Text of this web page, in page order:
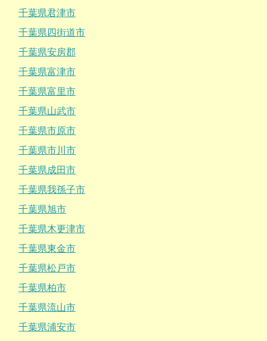
千葉県君津市
千葉県四街道市
千葉県安房郡
千葉県富津市
千葉県富里市
千葉県山武市
千葉県市原市
千葉県市川市
千葉県成田市
千葉県我孫子市
千葉県旭市
千葉県木更津市
千葉県東金市
千葉県松戸市
千葉県柏市
千葉県流山市
千葉県浦安市